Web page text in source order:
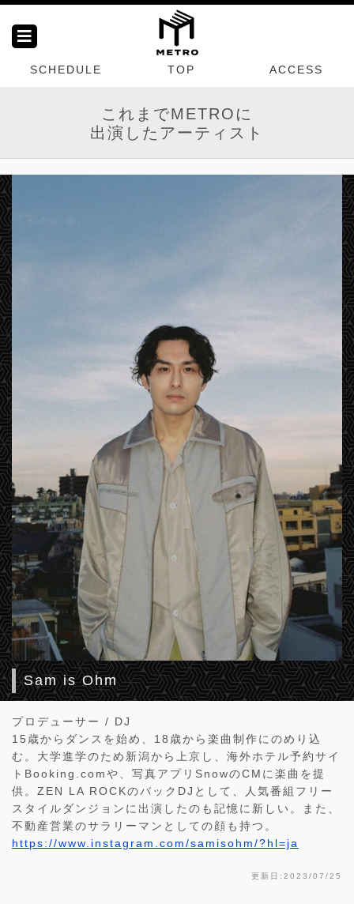
SCHEDULE TOP ACCESS
これまでMETROに
出演したアーティスト
Sam is Ohm
プロデューサー / DJ
15歳からダンスを始め、18歳から楽曲制作にのめり込
む。大学進学のため新潟から上京し、海外ホテル予約サイ
トBooking.comや、写真アプリSnowのCMに楽曲を提
供。ZEN LA ROCKのバックDJとして、人気番組フリー
スタイルダンジョンに出演したのも記憶に新しい。また、
不動産営業のサラリーマンとしての顔も持つ。
https://www.instagram.com/samisohm/?hl=ja
更新日:2023/07/25